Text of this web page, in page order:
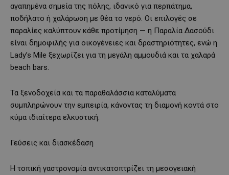
αγαπημένα σημεία της πόλης, ιδανικό για περπάτημα,
ποδήλατο ή χαλάρωση με θέα το νερό. Οι επιλογές σε
παραλίες καλύπτουν κάθε προτίμηση — η Παραλία Δασούδι
είναι δημοφιλής για οικογένειες και δραστηριότητες, ενώ η
Lady’s Mile ξεχωρίζει για τη μεγάλη αμμουδιά και τα χαλαρά
beach bars.
Τα ξενοδοχεία και τα παραθαλάσσια καταλύματα
συμπληρώνουν την εμπειρία, κάνοντας τη διαμονή κοντά στο
κύμα ιδιαίτερα ελκυστική.
Γεύσεις και διασκέδαση
Η τοπική γαστρονομία αντικατοπτρίζει τη μεσογειακή